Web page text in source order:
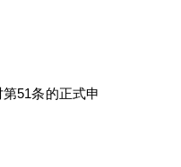
51条的正式申